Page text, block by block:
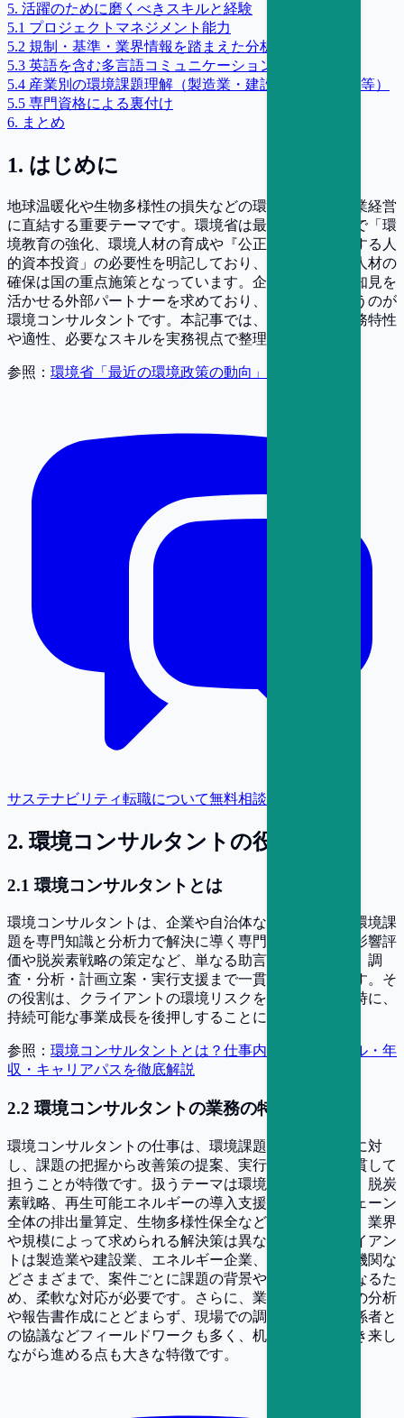
5. 活躍のために磨くべきスキルと経験
5.1 プロジェクトマネジメント能力
5.2 規制・基準・業界情報を踏まえた分析力
5.3 英語を含む多言語コミュニケーション
5.4 産業別の環境課題理解（製造業・建設・エネルギー等）
5.5 専門資格による裏付け
6. まとめ
1. はじめに
地球温暖化や生物多様性の損失などの環境課題は、企業経営
に直結する重要テーマです。環境省は最新の政策資料で「環
境教育の強化、環境人材の育成や『公正な移行』に資する人
的資本投資」の必要性を明記しており、専門性を持つ人材の
確保は国の重点施策となっています。企業もこうした知見を
活かせる外部パートナーを求めており、その中核を担うのが
環境コンサルタントです。本記事では、この職種の業務特性
や適性、必要なスキルを実務視点で整理します。
参照： 環境省「最近の環境政策の動向」
サステナビリティ転職について無料相談
2. 環境コンサルタントの役割
2.1 環境コンサルタントとは
環境コンサルタントは、企業や自治体などが直面する環境課
題を専門知識と分析力で解決に導く専門職です。環境影響評
価や脱炭素戦略の策定など、単なる助言にとどまらず、調
査・分析・計画立案・実行支援まで一貫して関与します。そ
の役割は、クライアントの環境リスクを低減すると同時に、
持続可能な事業成長を後押しすることにあります。
参照： 環境コンサルタントとは？仕事内容・必要スキル・年
収・キャリアパスを徹底解説
2.2 環境コンサルタントの業務の特徴
環境コンサルタントの仕事は、環境課題を抱える組織に対
し、課題の把握から改善策の提案、実行支援までを一貫して
担うことが特徴です。扱うテーマは環境アセスメント、脱炭
素戦略、再生可能エネルギーの導入支援、サプライチェーン
全体の排出量算定、生物多様性保全など多岐にわたり、業界
や規模によって求められる解決策は異なります。クライアン
トは製造業や建設業、エネルギー企業、自治体、金融機関な
どさまざまで、案件ごとに課題の背景や制約条件が異なるた
め、柔軟な対応が必要です。さらに、業務はデスク上の分析
や報告書作成にとどまらず、現場での調査・測定や関係者と
の協議などフィールドワークも多く、机上と現場を行き来し
ながら進める点も大きな特徴です。